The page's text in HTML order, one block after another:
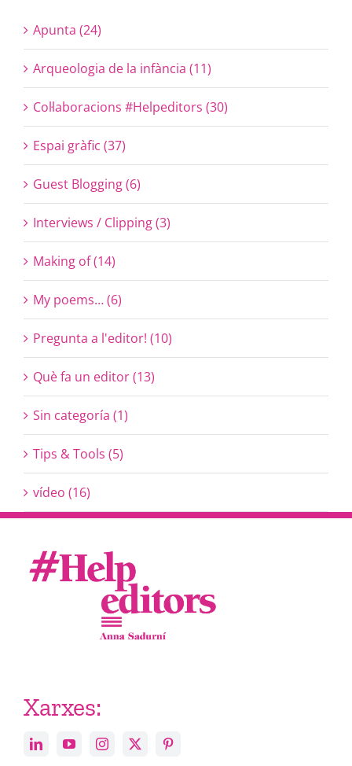
Apunta (24)
Arqueologia de la infància (11)
Col·laboracions #Helpeditors (30)
Espai gràfic (37)
Guest Blogging (6)
Interviews / Clipping (3)
Making of (14)
My poems… (6)
Pregunta a l'editor! (10)
Què fa un editor (13)
Sin categoría (1)
Tips & Tools (5)
vídeo (16)
Xarxes: